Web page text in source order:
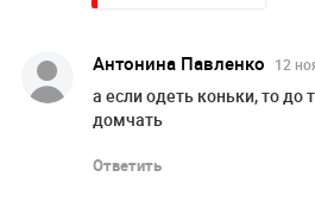
Антонина Павленко 12
а если одеть коньки, то
домчать
Ответить